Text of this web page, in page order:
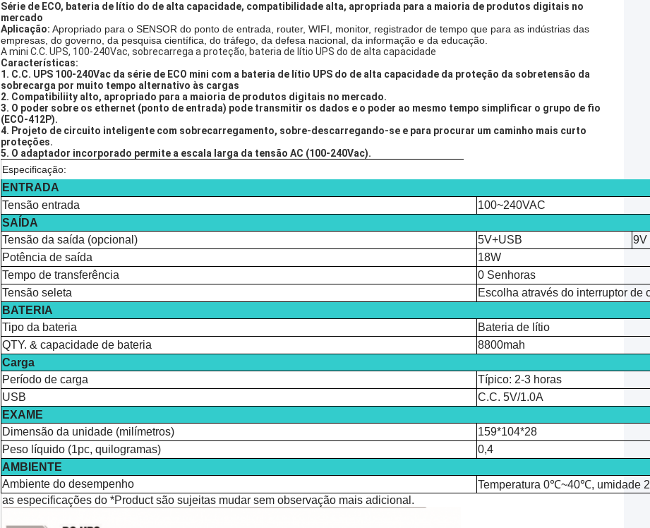
Série de ECO, bateria de lítio do de alta capacidade, compatibilidade alta, apropriada para a maioria de produtos digitais no
mercado
Aplicação: Apropriado para o SENSOR do ponto de entrada, router, WIFI, monitor, registrador de tempo que para as indústrias das
empresas, do governo, da pesquisa científica, do tráfego, da defesa nacional, da informação e da educação.
A mini C.C. UPS, 100-240Vac, sobrecarrega a proteção, bateria de lítio UPS do de alta capacidade
Características:
1. C.C. UPS 100-240Vac da série de ECO mini com a bateria de lítio UPS do de alta capacidade da proteção da sobretensão da
sobrecarga por muito tempo alternativo às cargas
2. Compatibiliity alto, apropriado para a maioria de produtos digitais no mercado.
3. O poder sobre os ethernet (ponto de entrada) pode transmitir os dados e o poder ao mesmo tempo simplificar o grupo de fio
(ECO-412P).
4. Projeto de circuito inteligente com sobrecarregamento, sobre-descarregando-se e para procurar um caminho mais curto
proteções.
5. O adaptador incorporado permite a escala larga da tensão AC (100-240Vac).
Especificação:
ENTRADA
Tensão entrada
100~240VAC
SAÍDA
Tensão da saída (opcional)
5V+USB
9V
Potência de saída
18W
Tempo de transferência
0 Senhoras
Tensão seleta
Escolha através do interruptor de
BATERIA
Tipo da bateria
Bateria de lítio
QTY. & capacidade de bateria
8800mah
Carga
Período de carga
Típico: 2-3 horas
USB
C.C. 5V/1.0A
EXAME
Dimensão da unidade (milímetros)
159*104*28
Peso líquido (1pc, quilogramas)
0,4
AMBIENTE
Ambiente do desempenho
Temperatura 0℃~40℃, umidade
as especificações do *Product são sujeitas mudar sem observação mais adicional.